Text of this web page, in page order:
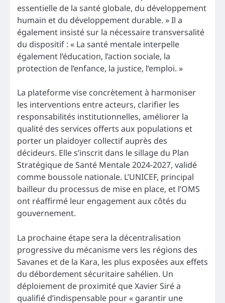
essentielle de la santé globale, du développement
humain et du développement durable. » Il a
également insisté sur la nécessaire transversalité
du dispositif : « La santé mentale interpelle
également l’éducation, l’action sociale, la
protection de l’enfance, la justice, l’emploi. »
La plateforme vise concrètement à harmoniser
les interventions entre acteurs, clarifier les
responsabilités institutionnelles, améliorer la
qualité des services offerts aux populations et
porter un plaidoyer collectif auprès des
décideurs. Elle s’inscrit dans le sillage du Plan
Stratégique de Santé Mentale 2024-2027, validé
comme boussole nationale. L’UNICEF, principal
bailleur du processus de mise en place, et l’OMS
ont réaffirmé leur engagement aux côtés du
gouvernement.
La prochaine étape sera la décentralisation
progressive du mécanisme vers les régions des
Savanes et de la Kara, les plus exposées aux effets
du débordement sécuritaire sahélien. Un
déploiement de proximité que Xavier Siré a
qualifié d’indispensable pour « garantir une